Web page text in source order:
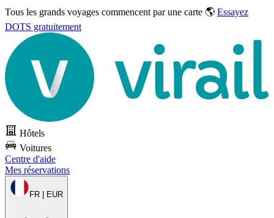
Tous les grands voyages commencent par une carte 🌎 Essayez
DOTS gratuitement
Hôtels
Voitures
Centre d'aide
Mes réservations
FR | EUR